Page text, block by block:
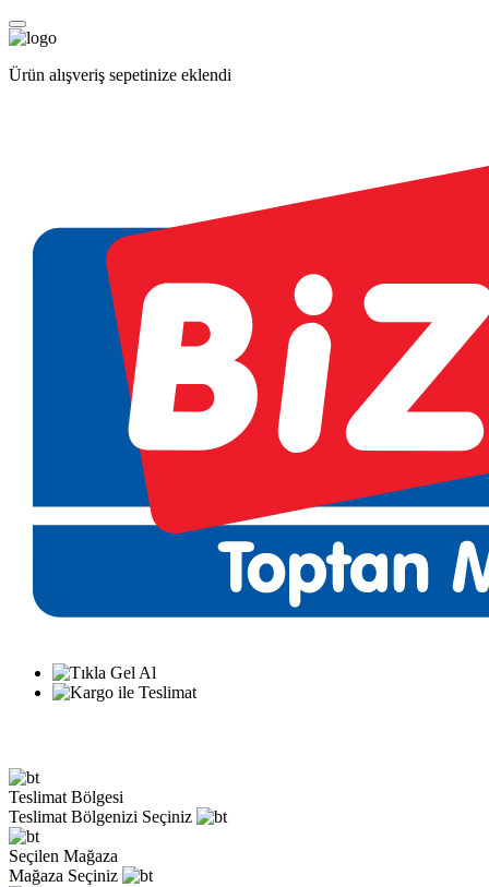
Ürün alışveriş sepetinize eklendi
Teslimat Bölgesi
Teslimat Bölgenizi Seçiniz
Seçilen Mağaza
Mağaza Seçiniz